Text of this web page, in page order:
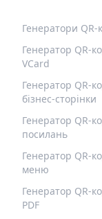
Генератори QR-
Генератор QR-
VCard
Генератор QR-
бізнес-сторінки
Генератор QR-
посилань
Генератор QR-
меню
Генератор QR-
PDF